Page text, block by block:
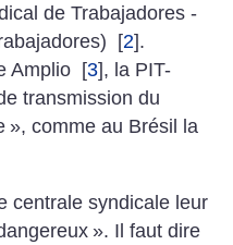
de Trabajadores -
[2].
Amplio [3], la PIT-
transmission du
», comme au Brésil la
centrale syndicale leur
». Il faut dire